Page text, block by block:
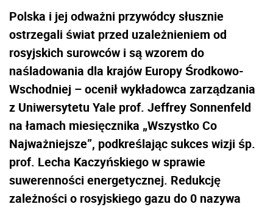
Polska i jej odważni przywódcy słusznie
ostrzegali świat przed uzależnieniem od
rosyjskich surowców i są wzorem do
naśladowania dla krajów Europy Środkowo-
Wschodniej – ocenił wykładowca zarządzania
z Uniwersytetu Yale prof. Jeffrey Sonnenfeld
na łamach miesięcznika „Wszystko Co
Najważniejsze”, podkreślając sukces wizji śp.
prof. Lecha Kaczyńskiego w sprawie
suwerenności energetycznej. Redukcję
zależności o rosyjskiego gazu do 0 nazywa